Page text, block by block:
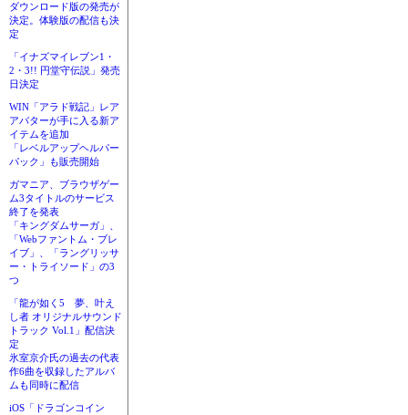
ダウンロード版の発売が
決定。体験版の配信も決
定
「イナズマイレブン1・
2・3!! 円堂守伝説」発売
日決定
WIN「アラド戦記」レア
アバターが手に入る新ア
イテムを追加
「レベルアップヘルパー
パック」も販売開始
ガマニア、ブラウザゲー
ム3タイトルのサービス
終了を発表
「キングダムサーガ」、
「Webファントム・ブレ
イブ」、「ラングリッサ
ー・トライソード」の3
つ
「龍が如く5 夢、叶え
し者 オリジナルサウンド
トラック Vol.1」配信決
定
氷室京介氏の過去の代表
作6曲を収録したアルバ
ムも同時に配信
iOS「ドラゴンコイン